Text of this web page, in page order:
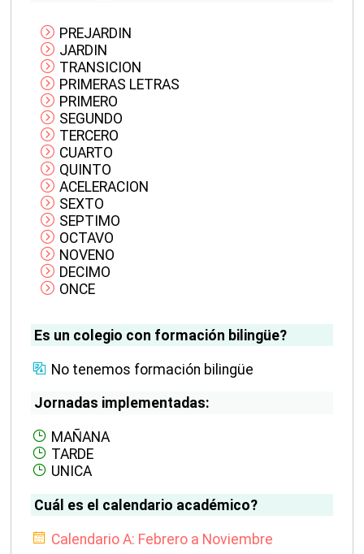
PREJARDIN
JARDIN
TRANSICION
PRIMERAS LETRAS
PRIMERO
SEGUNDO
TERCERO
CUARTO
QUINTO
ACELERACION
SEXTO
SEPTIMO
OCTAVO
NOVENO
DECIMO
ONCE
Es un colegio con formación bilingüe?
No tenemos formación bilingüe
Jornadas implementadas:
MAÑANA
TARDE
UNICA
Cuál es el calendario académico?
Calendario A: Febrero a Noviembre